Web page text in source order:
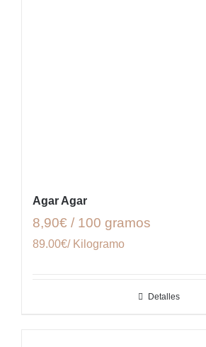
Agar Agar
8,90€ / 100 gramos
89.00€/ Kilogramo
Detalles